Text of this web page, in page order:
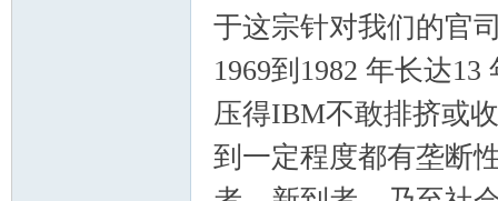
于这宗针对我们的官
1969到1982 年长达
压得IBM不敢排挤或
到一定程度都有垄断